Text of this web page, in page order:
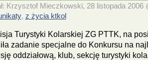
Krzysztof Mieczkowski, 28 listopada 2006
, z życia ktkol
Turystyki Kolarskiej ZG PTTK, na
zadanie specjalne do Konkursu na
oddziałową, klub, sekcję turystyki